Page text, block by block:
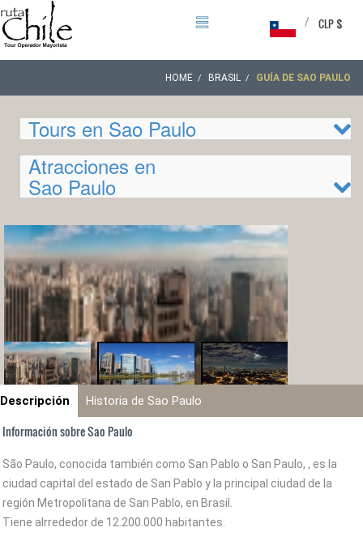
CLP $
/
HOME BRASIL GUÍA DE SAO PAULO
Tours en Sao Paulo
Atracciones en
Sao Paulo
Descripción Historia de Sao Paulo
Información sobre Sao Paulo
São Paulo, conocida también como San Pablo o San Paulo, , es la
ciudad capital del estado de San Pablo y la principal ciudad de la
región Metropolitana de San Pablo, en Brasil.
Tiene alrrededor de 12.200.000 habitantes.